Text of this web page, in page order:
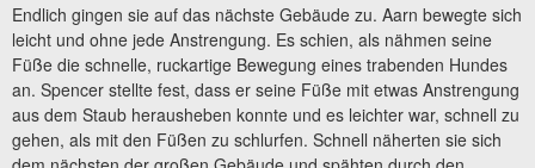
Endlich gingen sie auf das nächste Gebäude zu. Aarn bewegte sich
leicht und ohne jede Anstrengung. Es schien, als nähmen seine
Füße die schnelle, ruckartige Bewegung eines trabenden Hundes
an. Spencer stellte fest, dass er seine Füße mit etwas Anstrengung
aus dem Staub herausheben konnte und es leichter war, schnell zu
gehen, als mit den Füßen zu schlurfen. Schnell näherten sie sich